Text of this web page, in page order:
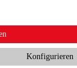
Konfigurieren